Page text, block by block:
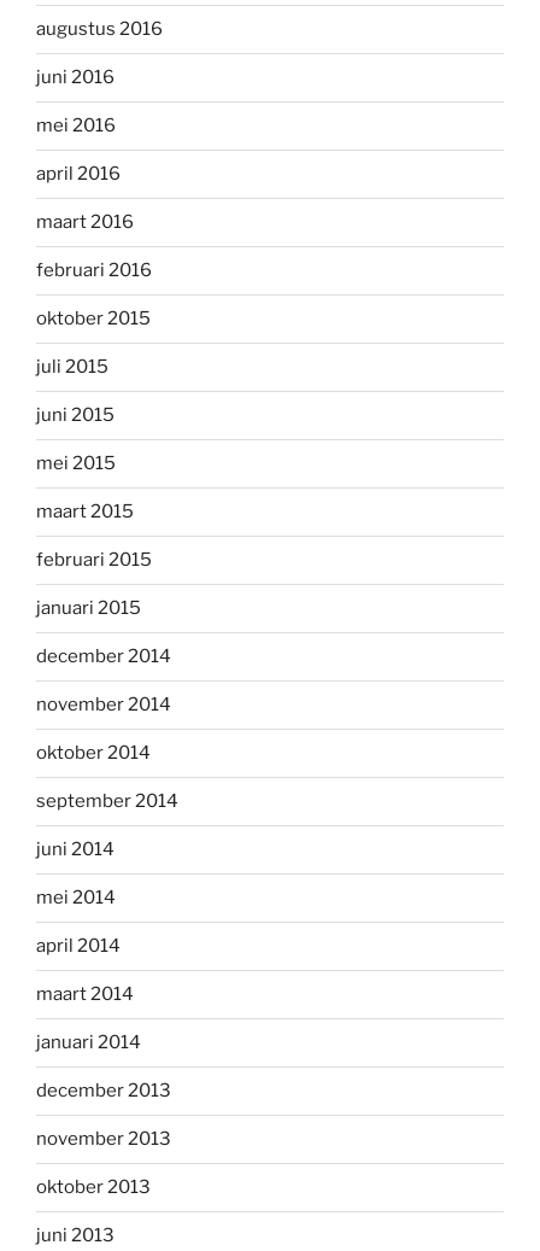
augustus 2016
juni 2016
mei 2016
april 2016
maart 2016
februari 2016
oktober 2015
juli 2015
juni 2015
mei 2015
maart 2015
februari 2015
januari 2015
december 2014
november 2014
oktober 2014
september 2014
juni 2014
mei 2014
april 2014
maart 2014
januari 2014
december 2013
november 2013
oktober 2013
juni 2013